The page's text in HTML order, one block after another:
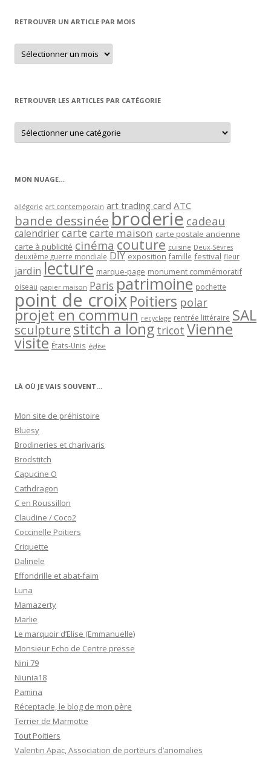
RETROUVER UN ARTICLE PAR MOIS
Retrouver
un
article
RETROUVER LES ARTICLES PAR CATÉGORIE
Retrouver
les
articles
MON NUAGE…
allégorie art contemporain art trading card ATC
bande dessinéebroderie cadeau
calendriercartecarte maison carte postale ancienne
carte à publicité cinéma couture cuisine Deux-Sèvres
deuxième guerre mondiale DIY exposition famille festival fleur
jardin lecture marque-page monument commémoratif
oiseau papier maison Paris patrimoine pochette
point de croixPoitiers polar
projet en commun recyclage rentrée littéraire SAL
sculpturestitch a long tricot Vienne
visite États-Unis église
LÀ OÙ JE VAIS SOUVENT…
Mon site de préhistoire
Bluesy
Brodineries et charivaris
Brodstitch
Capucine O
Cathdragon
C en Roussillon
Claudine / Coco2
Coccinelle Poitiers
Criquette
Dalinele
Effondrille et abat-faim
Luna
Mamazerty
Marlie
Le marquoir d’Elise (Emmanuelle)
Monsieur Echo de Centre presse
Nini 79
Niunia18
Pamina
Réceptacle, le blog de mon père
Terrier de Marmotte
Tout Poitiers
Valentin Apac, Association de porteurs d’anomalies